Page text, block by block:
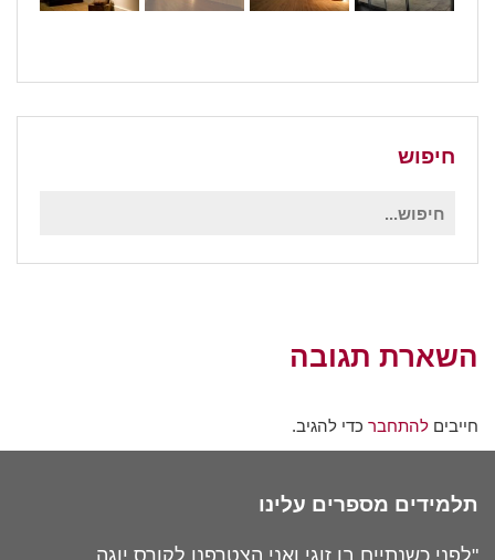
חיפוש
השארת תגובה
חייבים להתחבר כדי להגיב.
תלמידים מספרים עלינו